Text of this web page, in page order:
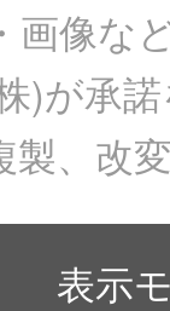
画像な
)が承
製、改
表示